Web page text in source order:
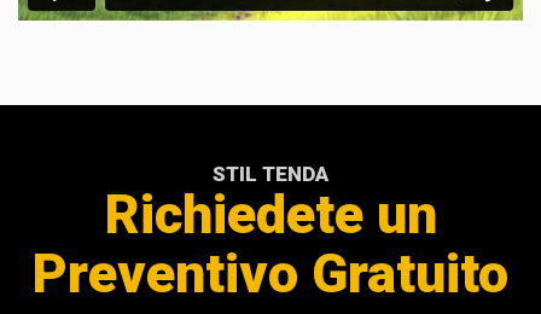
STIL TENDA
Richiedete un
Preventivo Gratuito